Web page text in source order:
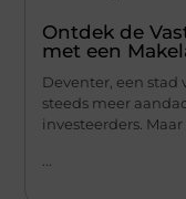
Ontdek de
met een
Deventer, een stad
steeds meer
investeerders.